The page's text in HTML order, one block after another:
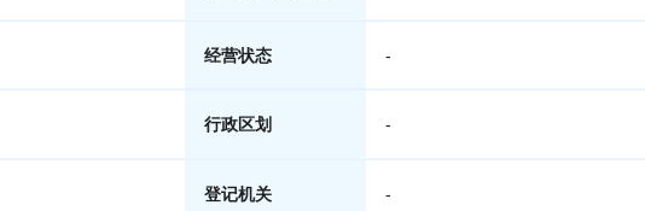
经营状态 -
行政区划 -
登记机关 -